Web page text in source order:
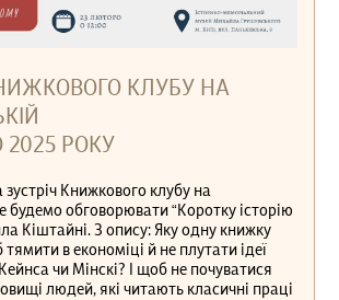
КЛУБУ НА
РОКУ
Книжкового клубу на
будемо обговорювати “Коротку історію
Кіштайні. З опису: Яку одну книжку
в економіці й не плутати ідеї
чи Мінскі? І щоб не почуватися
людей, які читають класичні праці